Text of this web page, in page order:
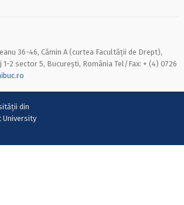
36-46, Cămin A (curtea Facultății de Drept),
1-2 sector 5, București, România Tel/Fax: + (4) 0726
din
University